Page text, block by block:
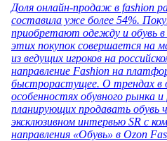
Доля онлайн-продаж в fashion
составила уже более 54%.
приобретают одежду и обувь в
этих покупок совершается на
из ведущих игроков на
направление Fashion на
быстрорастущее. О трендах в
особенностях обувного рынка и
планирующих продавать обувь
эксклюзивном интервью SR с
направления «Обувь» в Ozon